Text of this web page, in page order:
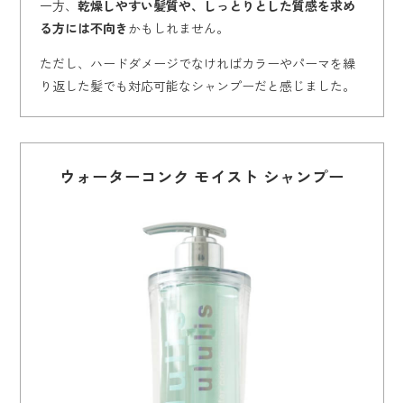
一方、乾燥しやすい髪質や、しっとりとした質感を求め
る方には不向きかもしれません。
ただし、ハードダメージでなければカラーやパーマを繰
り返した髪でも対応可能なシャンプーだと感じました。
ウォーターコンク モイスト シャンプー